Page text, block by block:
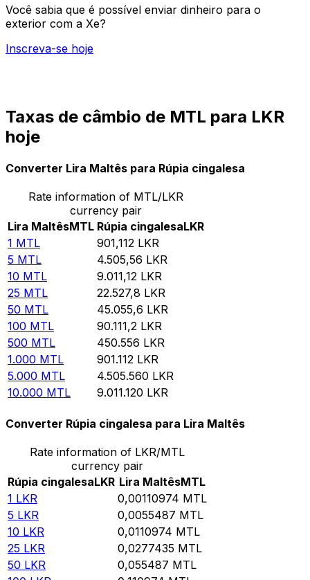
Você sabia que é possível enviar dinheiro para o
exterior com a Xe?
Inscreva-se hoje
Taxas de câmbio de MTL para LKR
hoje
Converter Lira Maltês para Rúpia cingalesa
Rate information of MTL/LKR
currency pair
Lira MaltêsMTL Rúpia cingalesaLKR
1 MTL 901,112 LKR
5 MTL 4.505,56 LKR
10 MTL 9.011,12 LKR
25 MTL 22.527,8 LKR
50 MTL 45.055,6 LKR
100 MTL 90.111,2 LKR
500 MTL 450.556 LKR
1.000 MTL 901.112 LKR
5.000 MTL 4.505.560 LKR
10.000 MTL 9.011.120 LKR
Converter Rúpia cingalesa para Lira Maltês
Rate information of LKR/MTL
currency pair
Rúpia cingalesaLKR Lira MaltêsMTL
1 LKR 0,00110974 MTL
5 LKR 0,0055487 MTL
10 LKR 0,0110974 MTL
25 LKR 0,0277435 MTL
50 LKR 0,055487 MTL